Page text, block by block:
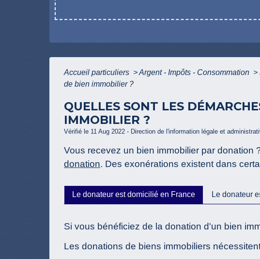
Accueil particuliers >Argent - Impôts - Consommation >
de bien immobilier ?
QUELLES SONT LES
IMMOBILIER ?
Vérifié le 11 Aug 2022 - Direction de l'information légale et
Vous recevez un bien immobilier par donation
donation. Des exonérations existent dans
Le donateur est domicilié en France Le donateur
Si vous bénéficiez de la donation d'un bien
Les donations de biens immobiliers